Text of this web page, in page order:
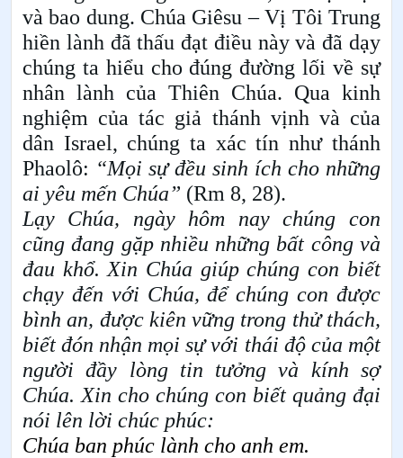
và bao dung. Chúa Giêsu – Vị Tôi Trung
hiền lành đã thấu đạt điều này và đã dạy
chúng ta hiểu cho đúng đường lối về sự
nhân lành của Thiên Chúa. Qua kinh
nghiệm của tác giả thánh vịnh và của
dân Israel, chúng ta xác tín như thánh
Phaolô: “Mọi sự đều sinh ích cho những
ai yêu mến Chúa” (Rm 8, 28).
Lạy Chúa, ngày hôm nay chúng con
cũng đang gặp nhiều những bất công và
đau khổ. Xin Chúa giúp chúng con biết
chạy đến với Chúa, để chúng con được
bình an, được kiên vững trong thử thách,
biết đón nhận mọi sự với thái độ của một
người đầy lòng tin tưởng và kính sợ
Chúa. Xin cho chúng con biết quảng đại
nói lên lời chúc phúc:
Chúa ban phúc lành cho anh em.